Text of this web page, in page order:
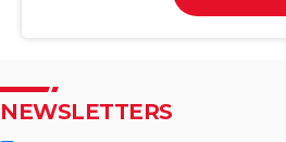
NEWSLETTERS